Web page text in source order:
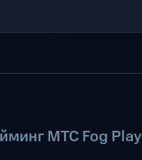
МТС Fog Play